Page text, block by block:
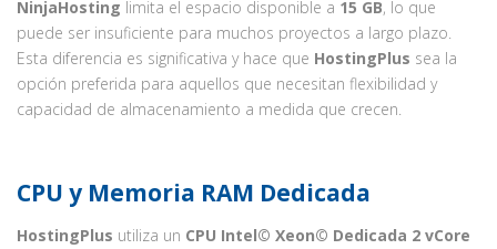
NinjaHosting limita el espacio disponible a 15 GB, lo que
puede ser insuficiente para muchos proyectos a largo plazo.
Esta diferencia es significativa y hace que HostingPlus sea la
opción preferida para aquellos que necesitan flexibilidad y
capacidad de almacenamiento a medida que crecen.
CPU y Memoria RAM Dedicada
HostingPlus utiliza un CPU Intel© Xeon© Dedicada 2 vCore